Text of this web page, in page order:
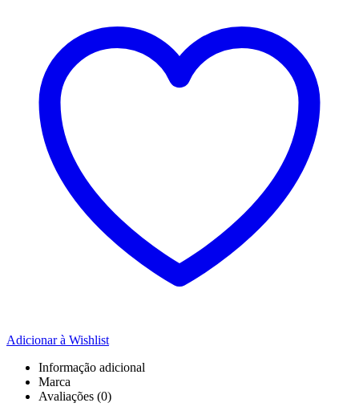
Adicionar à Wishlist
Informação adicional
Marca
Avaliações (0)